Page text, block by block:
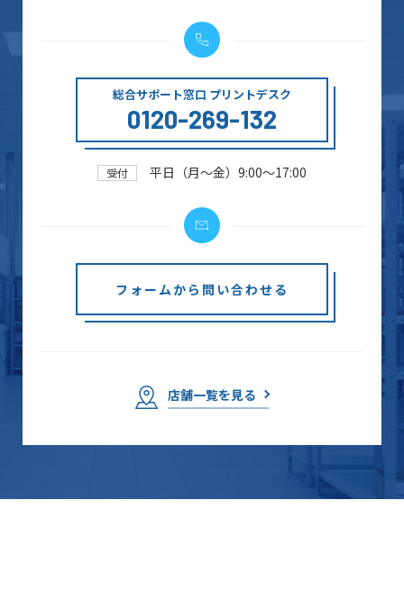
総合サポート窓口 プリントデスク
0120-269-132
受付 平日（月～金）9:00～17:00
フォームから問い合わせる
店舗一覧を見る